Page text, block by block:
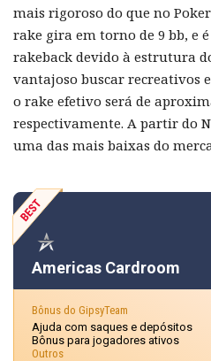
mais rigoroso do que no
rake gira em torno de 9 bb, e
rakeback devido à estrutura
vantajoso buscar recreativos
o rake efetivo será de
respectivamente. A partir do
uma das mais baixas do
Americas Cardroom
Bônus do GipsyTeam
Ajuda com saques e depósitos
Bônus para jogadores ativos
Outros